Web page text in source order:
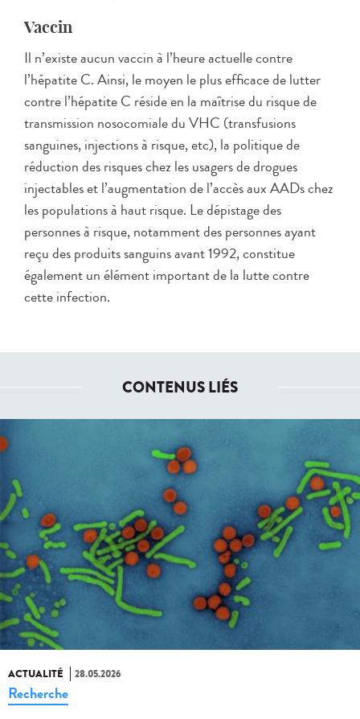
Vaccin
Il n’existe aucun vaccin à l’heure actuelle contre
l’hépatite C. Ainsi, le moyen le plus efficace de lutter
contre l’hépatite C réside en la maîtrise du risque de
transmission nosocomiale du VHC (transfusions
sanguines, injections à risque, etc), la politique de
réduction des risques chez les usagers de drogues
injectables et l’augmentation de l’accès aux AADs chez
les populations à haut risque. Le dépistage des
personnes à risque, notamment des personnes ayant
reçu des produits sanguins avant 1992, constitue
également un élément important de la lutte contre
cette infection.
CONTENUS LIÉS
ACTUALITÉ 28.05.2026
Recherche